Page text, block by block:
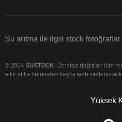
Su arıtma ile ilgili stock fotoğraflar
© 2024 SUSTOCK. Ücretsiz dağıtılan tüm
aittir atıfta bulunarak başka web sitelerinde
Yüksek